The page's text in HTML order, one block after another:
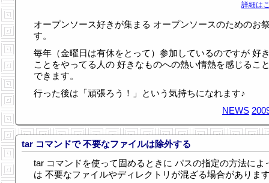
詳細は
オープンソース好きが集まる オープンソースのためのお
す。
毎年（金曜日は有休をとって）参加しているのですが 好
ことをやってる人の 好きなものへの熱い情熱を感じるこ
できます。
行った後は「頑張ろう！」という気持ちになれます♪
NEWS
tar コマンドで 不要なファイルは除外する
tar コマンドを使って固めるときに パスの指定の方法によ
は 不要なファイルやディレクトリが混ざる場合がありま